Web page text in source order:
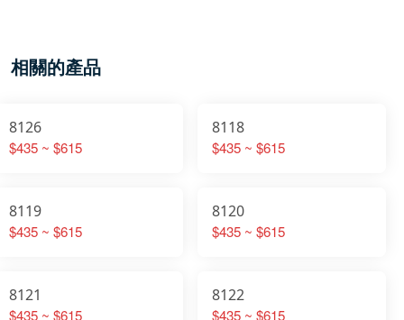
相關的產品
8126
$435 ~ $615
8118
$435 ~ $615
8119
$435 ~ $615
8120
$435 ~ $615
8121
$435 ~ $615
8122
$435 ~ $615